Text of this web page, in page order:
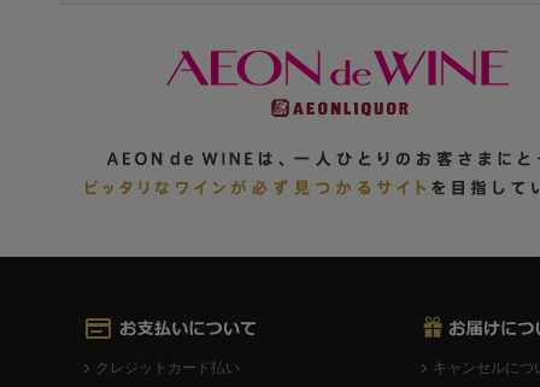
クレジットカード払い
キャンセルにつ